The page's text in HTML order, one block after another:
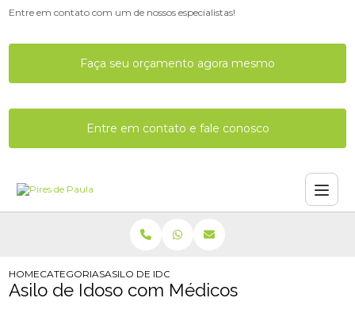
Entre em contato com um de nossos especialistas!
Faça seu orçamento agora mesmo
Entre em contato e fale conosco
HOMECATEGORIASASILO DE IDOSO COM MEDICOS
Asilo de Idoso com Médicos